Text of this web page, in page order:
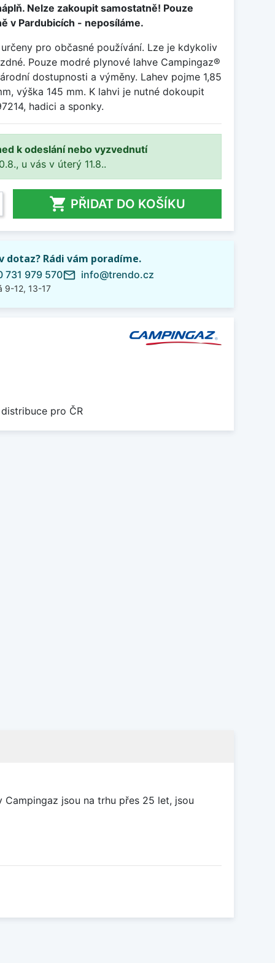
Nelze zakoupit samostatně! Pouze
v Pardubicích - neposíláme.
pro občasné používání. Lze je kdykoliv
Pouze modré plynové lahve Campingaz®
dostupnosti a výměny. Lahev pojme 1,85
výška 145 mm. K lahvi je nutné dokoupit
hadici a sponky.
k odeslání nebo vyzvednutí
u vás v úterý 11.8..
 PŘIDAT DO KOŠÍKU
dotaz? Rádi vám poradíme.
731 979 570
9-12, 13-17
mail_outline info@trendo.cz
pro ČR
jsou na trhu přes 25 let, jsou